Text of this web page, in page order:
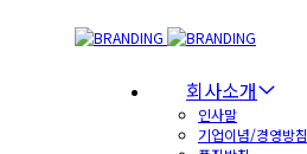
회사소개
인사말
기업이념/경영방침